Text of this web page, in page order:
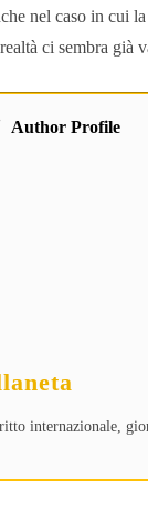
nel caso in cui
ci sembra
Author Profile
internazionale,